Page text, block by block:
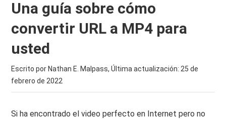
Una guía sobre cómo
convertir URL a MP4 para
usted
Escrito por Nathan E. Malpass, Última actualización: 25 de
febrero de 2022
Si ha encontrado el video perfecto en Internet pero no